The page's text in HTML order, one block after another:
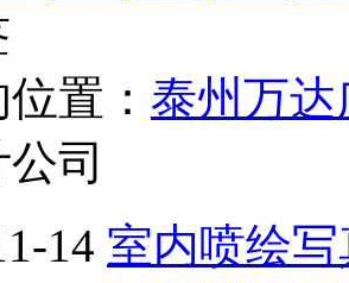
置： 泰州万
司
14 室内喷绘